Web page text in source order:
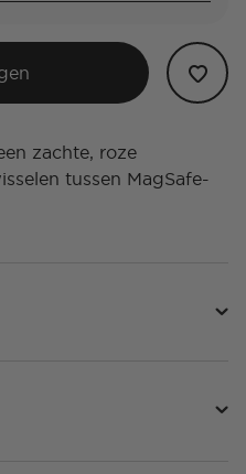
zachte, roze
tussen MagSafe-